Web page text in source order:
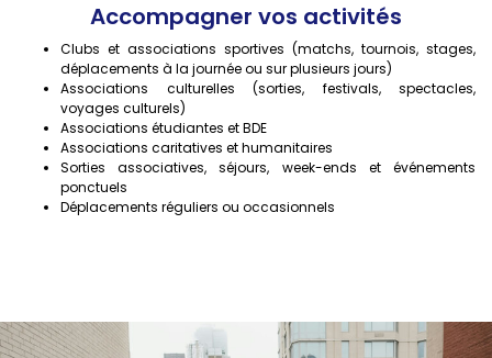
Accompagner vos activités
Clubs et associations sportives (matchs, tournois, stages,
déplacements à la journée ou sur plusieurs jours)
Associations culturelles (sorties, festivals, spectacles,
voyages culturels)
Associations étudiantes et BDE
Associations caritatives et humanitaires
Sorties associatives, séjours, week-ends et événements
ponctuels
Déplacements réguliers ou occasionnels